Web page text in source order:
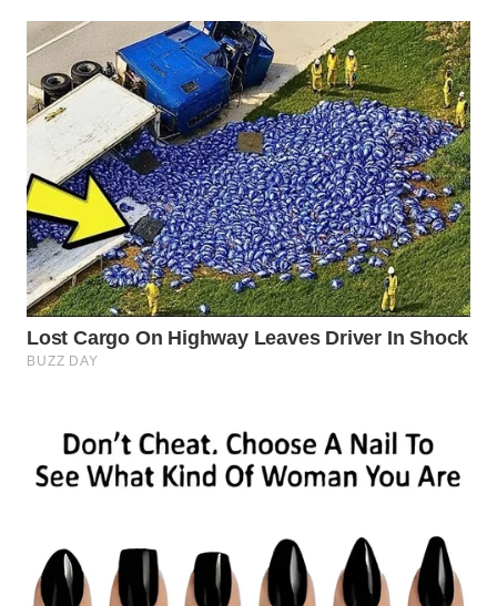
WN
MANDALIKA
WN
LIKUPANG
WN
LABUANBAJO
WN
BORNEO
WAHANA
WAHANA
TANI